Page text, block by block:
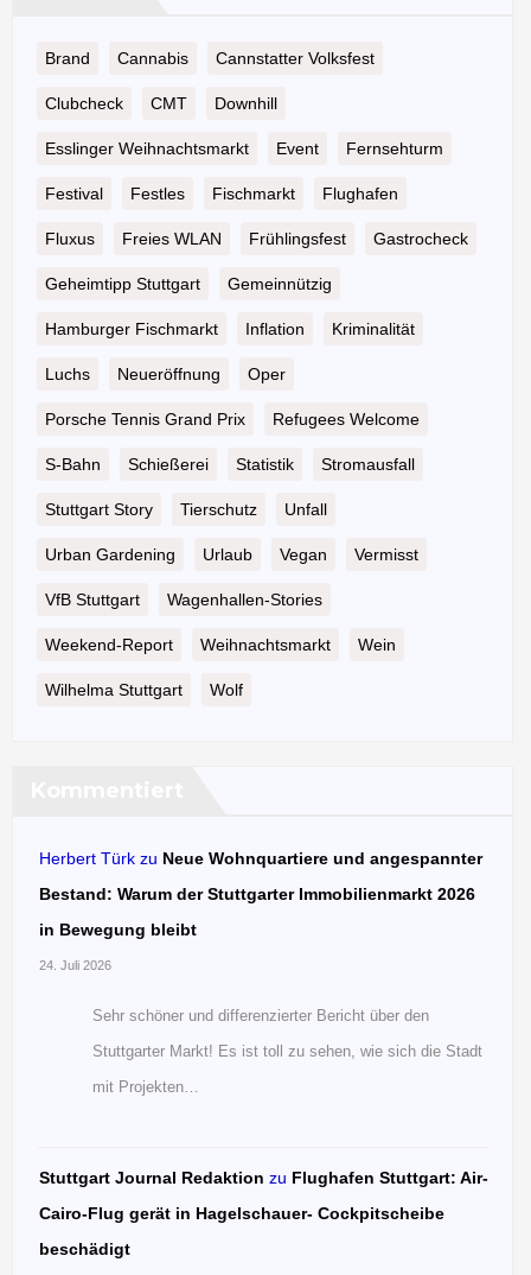
Brand Cannabis Cannstatter Volksfest
Clubcheck CMT Downhill
Esslinger Weihnachtsmarkt Event Fernsehturm
Festival Festles Fischmarkt Flughafen
Fluxus Freies WLAN Frühlingsfest Gastrocheck
Geheimtipp Stuttgart Gemeinnützig
Hamburger Fischmarkt Inflation Kriminalität
Luchs Neueröffnung Oper
Porsche Tennis Grand Prix Refugees Welcome
S-Bahn Schießerei Statistik Stromausfall
Stuttgart Story Tierschutz Unfall
Urban Gardening Urlaub Vegan Vermisst
VfB Stuttgart Wagenhallen-Stories
Weekend-Report Weihnachtsmarkt Wein
Wilhelma Stuttgart Wolf
Herbert Türk zu Neue Wohnquartiere und angespannter
Bestand: Warum der Stuttgarter Immobilienmarkt 2026
in Bewegung bleibt
24. Juli 2026
Sehr schöner und differenzierter Bericht über den
Stuttgarter Markt! Es ist toll zu sehen, wie sich die Stadt
mit Projekten…
Stuttgart Journal Redaktion zu Flughafen Stuttgart: Air-
Cairo-Flug gerät in Hagelschauer- Cockpitscheibe
beschädigt